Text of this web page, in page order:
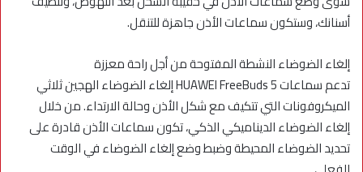
أسنانك، وستكون سماعات الأذن جاهزة للتنقل.
إلغاء الضوضاء النشطة المفتوحة من أجل راحة معززة
تدعم سماعات HUAWEI FreeBuds 5 إلغاء الضوضاء الهجين ثلاثي
الميكروفونات التي تتكيف مع شكل الأذن وحالة الارتداء. من خلال
إلغاء الضوضاء الديناميكي الذكي، تكون سماعات الأذن قادرة على
تحديد الضوضاء المحيطة وضبط وضع إلغاء الضوضاء في الوقت